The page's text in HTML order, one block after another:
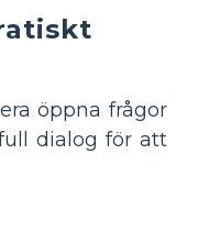
öppna frågor
dialog för att